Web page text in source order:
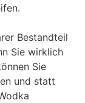
Bestandteil
Sie wirklich
Sie
und statt